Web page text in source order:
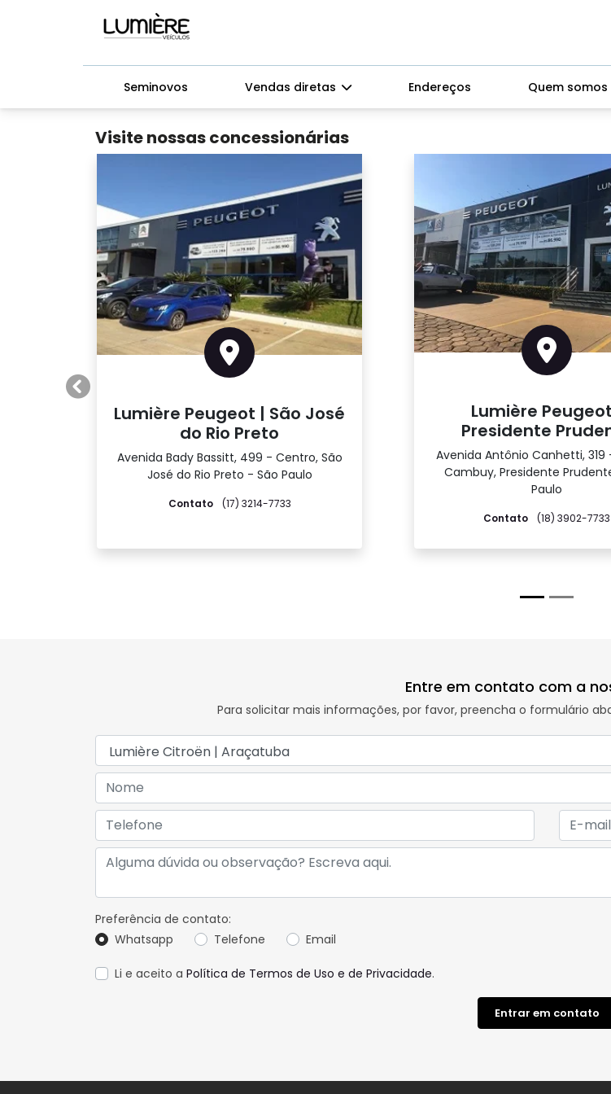
Seminovos Vendas diretas Endereços Quem somos
Visite nossas concessionárias
Lumière Peugeot | São José
do Rio Preto
Avenida Bady Bassitt, 499 - Centro, São
José do Rio Preto - São Paulo
Contato (17) 3214-7733
Lumière
Presidente
Avenida Antônio Canhetti, 319
Cambuy, Presidente
Paulo
Contato (18) 3902-7733
Anterior
Entre em contato com a
Para solicitar mais informações, por favor, preencha o formulário
Preferência de contato:
Whatsapp
Telefone Email
Li e aceito a Política de Termos de Uso e de Privacidade.
Entrar em contato